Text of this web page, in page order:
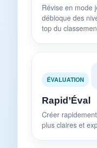
Révise en mode
débloque des
top du
ÉVALUATION
Rapid’Éval
Créer
plus claires et